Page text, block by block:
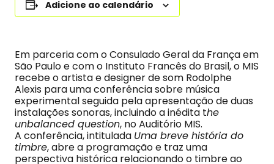
Adicione ao calendário
Em parceria com o Consulado Geral da França em
São Paulo e com o Instituto Francês do Brasil, o MIS
recebe o artista e designer de som Rodolphe
Alexis para uma conferência sobre música
experimental seguida pela apresentação de duas
instalações sonoras, incluindo a inédita the
unbalanced question, no Auditório MIS.
A conferência, intitulada Uma breve história do
timbre, abre a programação e traz uma
perspectiva histórica relacionando o timbre ao